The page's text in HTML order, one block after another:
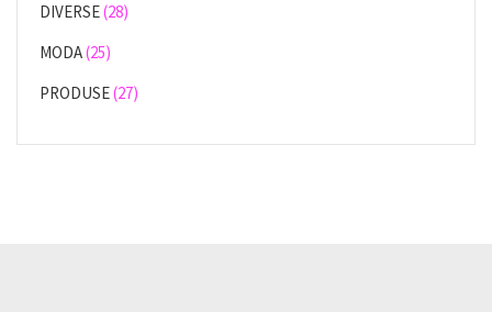
DIVERSE(28)
MODA(25)
PRODUSE(27)